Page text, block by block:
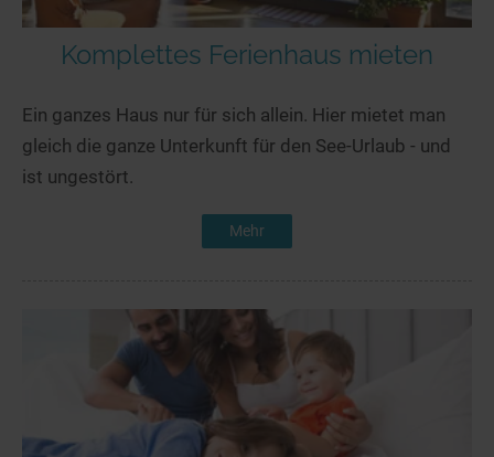
Komplettes Ferienhaus mieten
Ein ganzes Haus nur für sich allein. Hier mietet man
gleich die ganze Unterkunft für den See-Urlaub - und
ist ungestört.
Mehr